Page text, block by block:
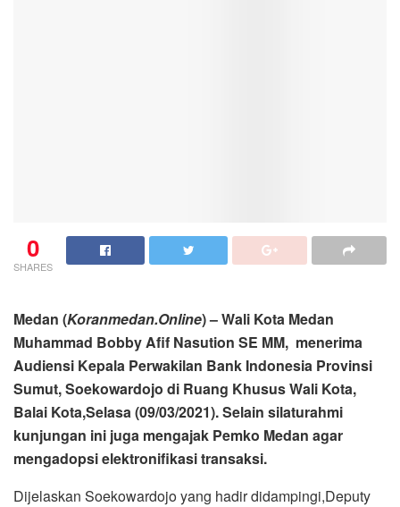
0
SHARES
Medan (Koranmedan.Online) – Wali Kota Medan
Muhammad Bobby Afif Nasution SE MM, menerima
Audiensi Kepala Perwakilan Bank Indonesia Provinsi
Sumut, Soekowardojo di Ruang Khusus Wali Kota,
Balai Kota,Selasa (09/03/2021). Selain silaturahmi
kunjungan ini juga mengajak Pemko Medan agar
mengadopsi elektronifikasi transaksi.
Dijelaskan Soekowardojo yang hadir didampingi,Deputy